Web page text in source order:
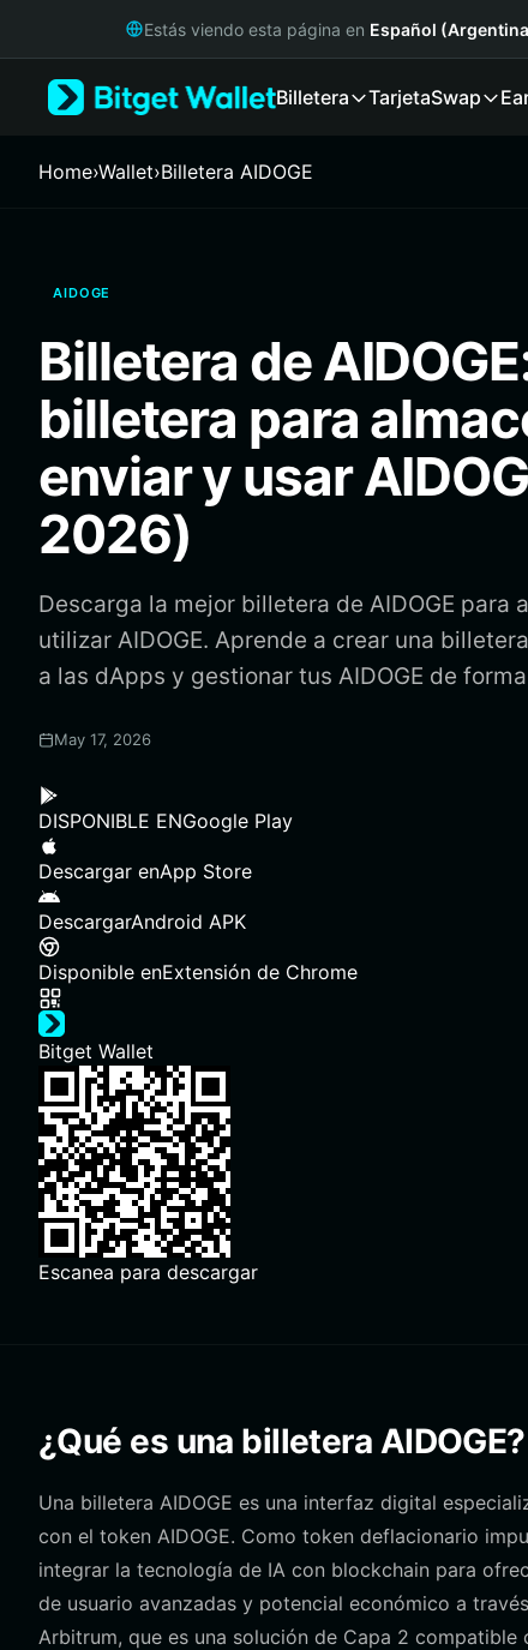
Русский
Italiano
繁體中文
Bahasa Indonesia
ภาษาไทย
Español
Português (Brasil)
Español (Argentina)
Estás viendo esta página en Español
Billetera TarjetaSwap
Home›Wallet›Billetera AIDOGE
AIDOGE
Billetera de
billetera para
enviar y usar
2026)
Descarga la mejor billetera de AIDOGE para
utilizar AIDOGE. Aprende a crear una
a las dApps y gestionar tus AIDOGE de
May 17, 2026
DISPONIBLE ENGoogle Play
Descargar enApp Store
DescargarAndroid APK
Disponible enExtensión de Chrome
Bitget Wallet
Escanea para descargar
¿Qué es una billetera AIDOGE?
Una billetera AIDOGE es una interfaz digital
con el token AIDOGE. Como token deflacionario
integrar la tecnología de IA con blockchain para
de usuario avanzadas y potencial económico a
Arbitrum, que es una solución de Capa 2